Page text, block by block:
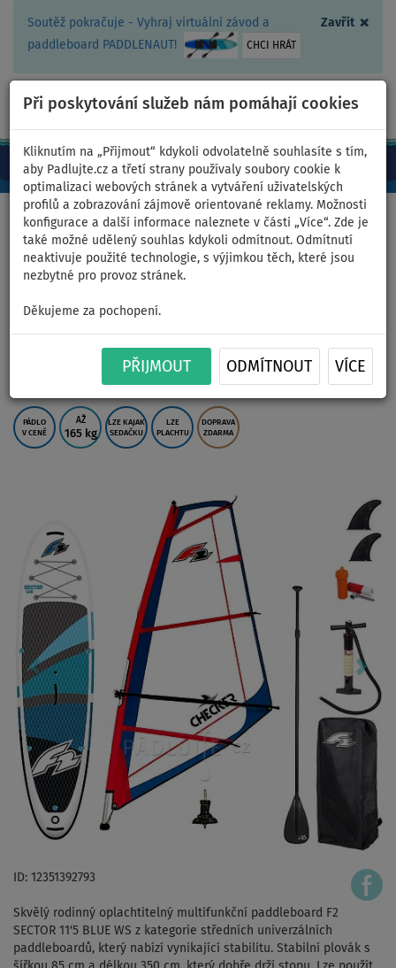
Zavřít ×
Soutěž pokračuje - Vyhraj virtuální závod a
paddleboard PADDLENAUT!
CHCI HRÁT
Při poskytování služeb nám pomáhají cookies
Kliknutím na „Přijmout“ kdykoli odvolatelně souhlasíte s tím,
aby Padlujte.cz a třetí strany používaly soubory cookie k
optimalizaci webových stránek a vytváření uživatelských
profilů a zobrazování zájmově orientované reklamy. Možnosti
konfigurace a další informace naleznete v části „Více“. Zde je
také možné udělený souhlas kdykoli odmítnout. Odmítnutí
neaktivuje použité technologie, s výjimkou těch, které jsou
nezbytné pro provoz stránek.
Děkujeme za pochopení.
PŘIJMOUT ODMÍTNOUT VÍCE
CZ/Kč +420 467 409 090 0ks
Domů >Nafukovací paddleboardy >Střední univerzální
Paddleboard F2 SECTOR 11'5
BLUE komplet s plachtou -
nafukovací - plocha: 5,0m
PÁDLO
V CENĚ
AŽ
165 kg
LZE KAJAK
SEDAČKU
LZE
PLACHTU
DOPRAVA
ZDARMA
ID: 12351392793
Skvělý rodinný oplachtitelný multifunkční paddleboard F2
SECTOR 11‘5 BLUE WS z kategorie středních univerzálních
paddleboardů, který nabízí vynikající stabilitu. Stabilní plovák s